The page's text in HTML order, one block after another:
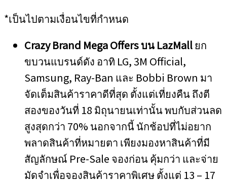
*เป็นไปตามเงื่อนไขที่กำหนด
Crazy Brand Mega Offersบน LazMallยก
ขบวนแบรนด์ดัง อาทิ LG, 3M Official,
Samsung, Ray-Ban และ Bobbi Brown มา
จัดเต็มสินค้าราคาดีที่สุด ตั้งแต่เที่ยงคืน ถึงตี
สองของวันที่ 18 มิถุนายนเท่านั้น พบกับส่วนลด
สูงสุดกว่า 70% นอกจากนี้ นักช้อปที่ไม่อยาก
พลาดสินค้าที่หมายตา เพียงมองหาสินค้าที่มี
สัญลักษณ์ Pre-Sale จองก่อน คุ้มกว่า และจ่าย
มัดจำเพื่อจองสินค้าราคาพิเศษ ตั้งแต่ 13 – 17